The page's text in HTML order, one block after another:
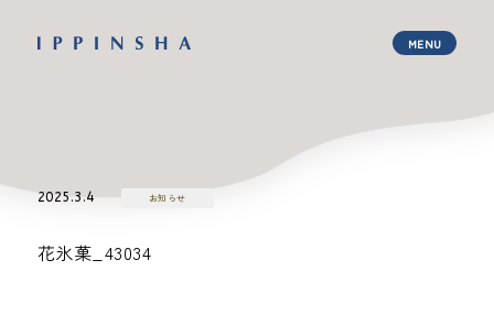
2025.3.4 お知らせ
花氷菓_43034